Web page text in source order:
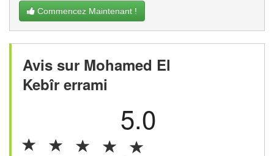
Commencez Maintenant !
Avis sur Mohamed El
Kebîr errami
5.0